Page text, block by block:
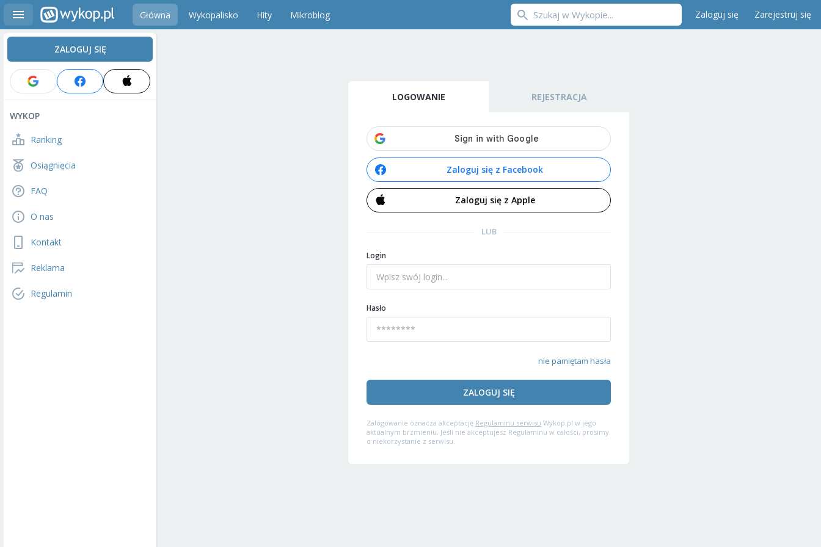
Główna Wykopalisko Hity Mikroblog Zaloguj się Zarejestruj się
ZALOGUJ SIĘ
WYKOP
Ranking
Osiągnięcia
FAQ
O nas
Kontakt
Reklama
Regulamin
LOGOWANIE REJESTRACJA
Zaloguj się z Facebook
Zaloguj się z Apple
LUB
Login
Hasło
nie pamiętam hasła
ZALOGUJ SIĘ
Zalogowanie oznacza akceptację Regulaminu serwisu Wykop.pl w jego
aktualnym brzmieniu. Jeśli nie akceptujesz Regulaminu w całości, prosimy
o niekorzystanie z serwisu.